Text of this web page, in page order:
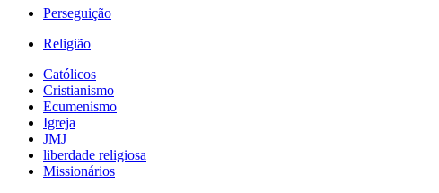
Perseguição
Religião
Católicos
Cristianismo
Ecumenismo
Igreja
JMJ
liberdade religiosa
Missionários